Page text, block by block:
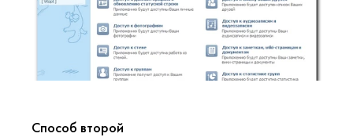
Способ второй